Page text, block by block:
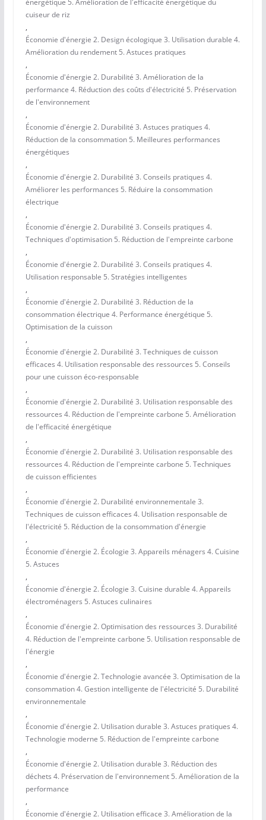
énergétique 5. Amélioration de l'efficacité énergétique du
cuiseur de riz
,
Économie d'énergie 2. Design écologique 3. Utilisation durable 4.
Amélioration du rendement 5. Astuces pratiques
,
Économie d'énergie 2. Durabilité 3. Amélioration de la
performance 4. Réduction des coûts d'électricité 5. Préservation
de l'environnement
,
Économie d'énergie 2. Durabilité 3. Astuces pratiques 4.
Réduction de la consommation 5. Meilleures performances
énergétiques
,
Économie d'énergie 2. Durabilité 3. Conseils pratiques 4.
Améliorer les performances 5. Réduire la consommation
électrique
,
Économie d'énergie 2. Durabilité 3. Conseils pratiques 4.
Techniques d'optimisation 5. Réduction de l'empreinte carbone
,
Économie d'énergie 2. Durabilité 3. Conseils pratiques 4.
Utilisation responsable 5. Stratégies intelligentes
,
Économie d'énergie 2. Durabilité 3. Réduction de la
consommation électrique 4. Performance énergétique 5.
Optimisation de la cuisson
,
Économie d'énergie 2. Durabilité 3. Techniques de cuisson
efficaces 4. Utilisation responsable des ressources 5. Conseils
pour une cuisson éco-responsable
,
Économie d'énergie 2. Durabilité 3. Utilisation responsable des
ressources 4. Réduction de l'empreinte carbone 5. Amélioration
de l'efficacité énergétique
,
Économie d'énergie 2. Durabilité 3. Utilisation responsable des
ressources 4. Réduction de l'empreinte carbone 5. Techniques
de cuisson efficientes
,
Économie d'énergie 2. Durabilité environnementale 3.
Techniques de cuisson efficaces 4. Utilisation responsable de
l'électricité 5. Réduction de la consommation d'énergie
,
Économie d'énergie 2. Écologie 3. Appareils ménagers 4. Cuisine
5. Astuces
,
Économie d'énergie 2. Écologie 3. Cuisine durable 4. Appareils
électroménagers 5. Astuces culinaires
,
Économie d'énergie 2. Optimisation des ressources 3. Durabilité
4. Réduction de l'empreinte carbone 5. Utilisation responsable de
l'énergie
,
Économie d'énergie 2. Technologie avancée 3. Optimisation de la
consommation 4. Gestion intelligente de l'électricité 5. Durabilité
environnementale
,
Économie d'énergie 2. Utilisation durable 3. Astuces pratiques 4.
Technologie moderne 5. Réduction de l'empreinte carbone
,
Économie d'énergie 2. Utilisation durable 3. Réduction des
déchets 4. Préservation de l'environnement 5. Amélioration de la
performance
,
Économie d'énergie 2. Utilisation efficace 3. Amélioration de la